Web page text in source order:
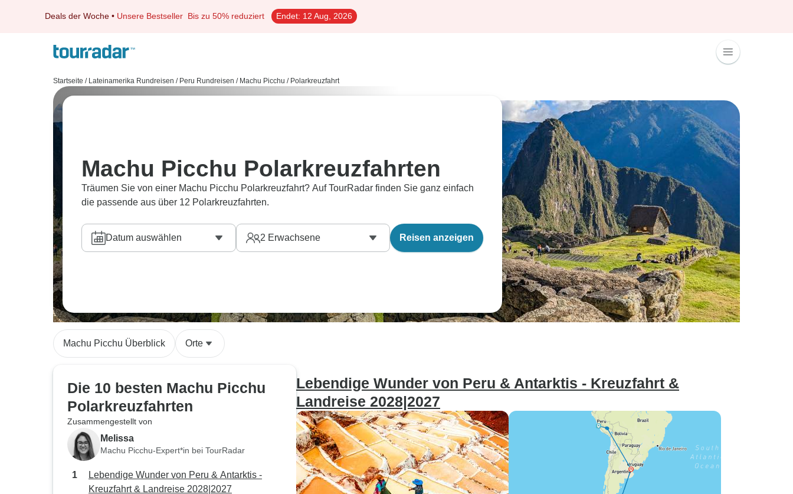
Deals der Woche • Unsere Bestseller Bis zu 50% reduziert Endet: 12 Aug, 2026
Startseite / Lateinamerika Rundreisen / Peru Rundreisen / Machu Picchu / Polarkreuzfahrt
Machu Picchu Polarkreuzfahrten
Träumen Sie von einer Machu Picchu Polarkreuzfahrt? Auf TourRadar finden Sie ganz einfach
die passende aus über 12 Polarkreuzfahrten.
Datum auswählen 2 Erwachsene Reisen anzeigen
Machu Picchu Überblick Orte
Die 10 besten Machu Picchu
Polarkreuzfahrten
Zusammengestellt von
Melissa
Machu Picchu-Expert*in bei TourRadar
Lebendige Wunder von Peru & Antarktis -
Kreuzfahrt & Landreise 2028|2027
Lebendige Wunder von Peru & Antarktis - Kreuzfahrt &
Landreise 2028|2027